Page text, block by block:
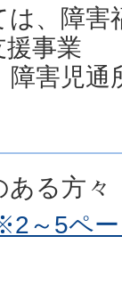
、障害
事業
害児通
る方々
～5ペ